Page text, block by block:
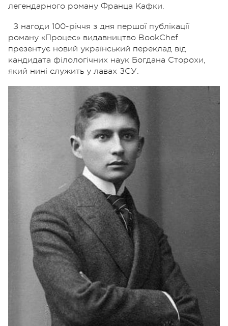
легендарного роману Франца Кафки.
З нагоди 100-річчя з дня першої публікації
роману «Процес» видавництво BookChef
презентує новий український переклад від
кандидата філологічних наук Богдана Сторохи,
який нині служить у лавах ЗСУ.